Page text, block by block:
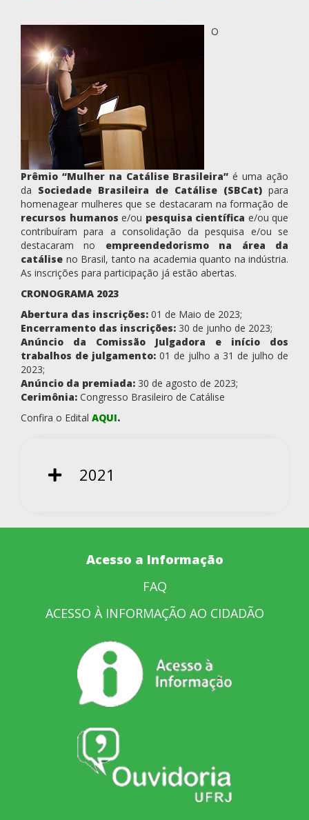
O
Prêmio “Mulher na Catálise Brasileira” é uma ação
da Sociedade Brasileira de Catálise (SBCat) para
homenagear mulheres que se destacaram na formação de
recursos humanos e/ou pesquisa científica e/ou que
contribuíram para a consolidação da pesquisa e/ou se
destacaram no empreendedorismo na área da
catálise no Brasil, tanto na academia quanto na indústria.
As inscrições para participação já estão abertas.
CRONOGRAMA 2023
Abertura das inscrições: 01 de Maio de 2023;
Encerramento das inscrições: 30 de junho de 2023;
Anúncio da Comissão Julgadora e início dos
trabalhos de julgamento: 01 de julho a 31 de julho de
2023;
Anúncio da premiada: 30 de agosto de 2023;
Cerimônia: Congresso Brasileiro de Catálise
Confira o Edital AQUI.
2021
Acesso a Informação
FAQ
ACESSO À INFORMAÇÃO AO CIDADÃO